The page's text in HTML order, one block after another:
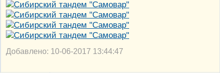
Добавлено: 10-06-2017 13:44:47